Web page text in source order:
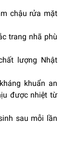
chậu rửa mặt
trang nhã phù
lượng Nhật
khuẩn an
được nhiệt từ
sau mỗi lần